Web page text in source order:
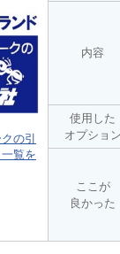
の引
覧を
内容
使用した
オプショ
ここが
良かった